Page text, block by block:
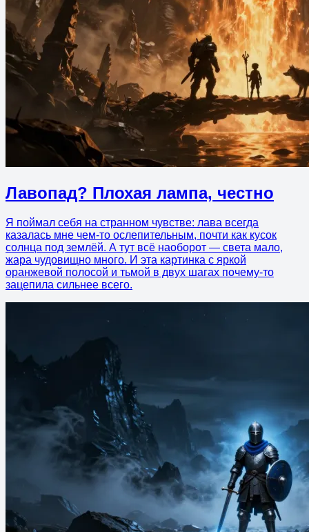
Лавопад? Плохая лампа, честно
Я поймал себя на странном чувстве: лава всегда
казалась мне чем-то ослепительным, почти как кусок
солнца под землёй. А тут всё наоборот — света мало,
жара чудовищно много. И эта картинка с яркой
оранжевой полосой и тьмой в двух шагах почему-то
зацепила сильнее всего.